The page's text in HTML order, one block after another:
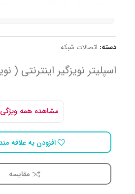
دسته: اتصالات شبکه
اسپلیتر نویزگیر اینترنتی (
مشاهده همه
افزودن به علاقه
مقایسه